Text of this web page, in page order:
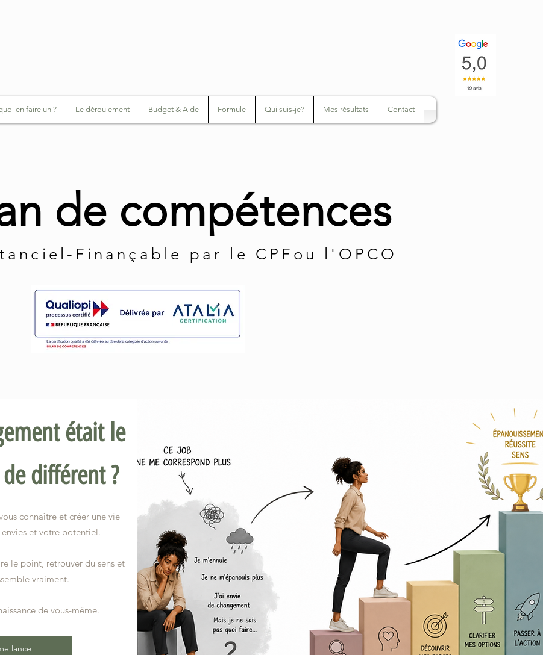
en faire un ? Le déroulement Budget & Aide Formule Qui suis-je? Mes résultats Contact
de compétences
Finançable par le CPFou l'OPCO
était le
différent ?
connaître et créer une vie
et votre potentiel.
le point, retrouver du sens et
vraiment.
de vous-même.
lance